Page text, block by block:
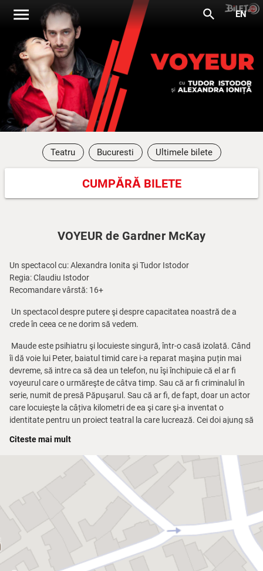
menu search EN
Teatru Bucuresti Ultimele bilete
CUMPĂRĂ BILETE
VOYEUR de Gardner McKay
Un spectacol cu: Alexandra Ionita şi Tudor Istodor
Regia: Claudiu Istodor
Recomandare vârstă: 16+
Un spectacol despre putere şi despre capacitatea noastră de a
crede în ceea ce ne dorim să vedem.
Maude este psihiatru şi locuieste singură, într-o casă izolată. Când
îi dă voie lui Peter, baiatul timid care i-a reparat maşina puțin mai
devreme, să intre ca să dea un telefon, nu îşi închipuie că el ar fi
voyeurul care o urmăreşte de câtva timp. Sau că ar fi criminalul în
serie, numit de presă Păpuşarul. Sau că ar fi, de fapt, doar un actor
care locuieşte la câțiva kilometri de ea şi care şi-a inventat o
identitate pentru un proiect teatral la care lucrează. Cei doi ajung să
"Dacă piesa aceasta este despre ceva, atunci ea este despre
abilitatea noastră vastă de a ne manipula unii pe ceilalţi. Despre
darul nostru minunat de a minţi. Este despre puterea oribilă a
carismei noastre. Este despre compromis, despre dorinţa noastră
de a ajunge în pat cu călăul. Este despre nelegiuirea noastră
morală; pierderea instinctelor şi credinţelor noastre. Este despre
capacitatea noastră de a asimila oroarea, faptul că o crimă este o
crima doar dacă ni se întâmplă nouă; nimic altceva nu ne mânie.
Este despre crimele noastre oribile; nu despre faptul că se întâmplă
sau că ştim de ele şi întoarcem pagina." (Gardner McKay)
Citeste mai mult